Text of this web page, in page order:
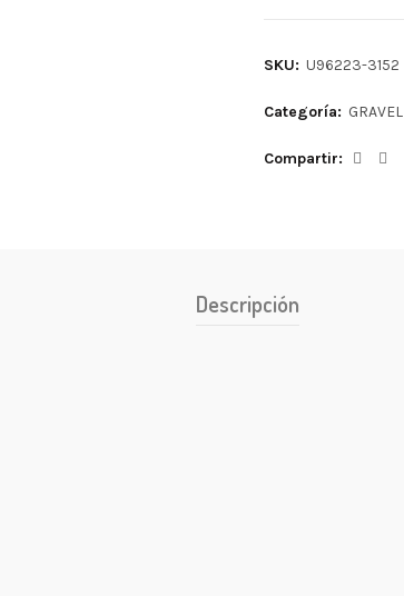
SKU: U96223-3152
Categoría: GRAVEL
Compartir
Descripción